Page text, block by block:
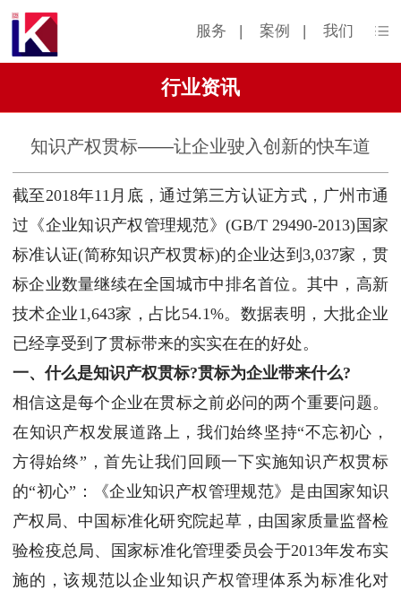
服务 | 案例 | 我们
行业资讯
知识产权贯标——让企业驶入创新的快车道
截至2018年11月底，通过第三方认证方式，广州市通
过《企业知识产权管理规范》(GB/T 29490-2013)国家
标准认证(简称知识产权贯标)的企业达到3,037家，贯
标企业数量继续在全国城市中排名首位。其中，高新
技术企业1,643家，占比54.1%。数据表明，大批企业
已经享受到了贯标带来的实实在在的好处。
一、什么是知识产权贯标?贯标为企业带来什么?
相信这是每个企业在贯标之前必问的两个重要问题。
在知识产权发展道路上，我们始终坚持“不忘初心，
方得始终”，首先让我们回顾一下实施知识产权贯标
的“初心”：《企业知识产权管理规范》是由国家知识
产权局、中国标准化研究院起草，由国家质量监督检
验检疫总局、国家标准化管理委员会于2013年发布实
施的，该规范以企业知识产权管理体系为标准化对